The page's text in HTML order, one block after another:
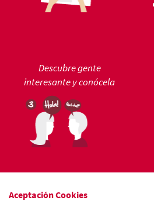
Descubre gente
interesante y conócela
Aceptación Cookies